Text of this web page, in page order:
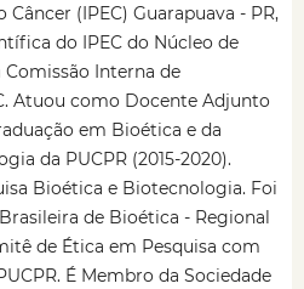
(IPEC) Guarapuava - PR,
do IPEC do Núcleo de
Comissão Interna de
Atuou como Docente Adjunto
em Bioética e da
da PUCPR (2015-2020).
Bioética e Biotecnologia. Foi
de Bioética - Regional
de Ética em Pesquisa com
É Membro da Sociedade